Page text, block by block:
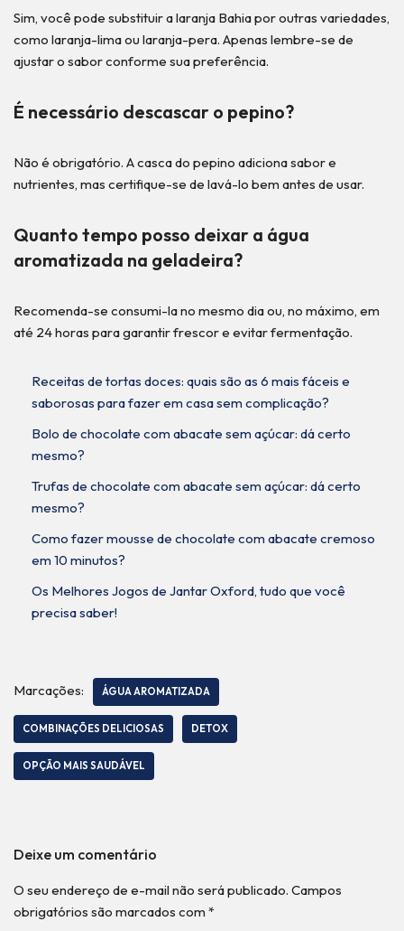
Sim, você pode substituir a laranja Bahia por outras variedades,
como laranja-lima ou laranja-pera. Apenas lembre-se de
ajustar o sabor conforme sua preferência.
É necessário descascar o pepino?
Não é obrigatório. A casca do pepino adiciona sabor e
nutrientes, mas certifique-se de lavá-lo bem antes de usar.
Quanto tempo posso deixar a água
aromatizada na geladeira?
Recomenda-se consumi-la no mesmo dia ou, no máximo, em
até 24 horas para garantir frescor e evitar fermentação.
Receitas de tortas doces: quais são as 6 mais fáceis e
saborosas para fazer em casa sem complicação?
Bolo de chocolate com abacate sem açúcar: dá certo
mesmo?
Trufas de chocolate com abacate sem açúcar: dá certo
mesmo?
Como fazer mousse de chocolate com abacate cremoso
em 10 minutos?
Os Melhores Jogos de Jantar Oxford, tudo que você
precisa saber!
Marcações: ÁGUA AROMATIZADA
COMBINAÇÕES DELICIOSAS DETOX
OPÇÃO MAIS SAUDÁVEL
Deixe um comentário
O seu endereço de e-mail não será publicado. Campos
obrigatórios são marcados com *